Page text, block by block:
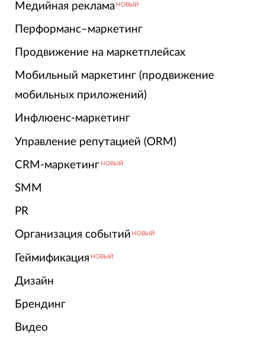
Медийная реклама НОВЫЙ
Перформанс–маркетинг
Продвижение на маркетплейсах
Мобильный маркетинг (продвижение
мобильных приложений)
Инфлюенс-маркетинг
Управление репутацией (ORM)
CRM-маркетинг НОВЫЙ
SMM
PR
Организация событий НОВЫЙ
Геймификация НОВЫЙ
Дизайн
Брендинг
Видео